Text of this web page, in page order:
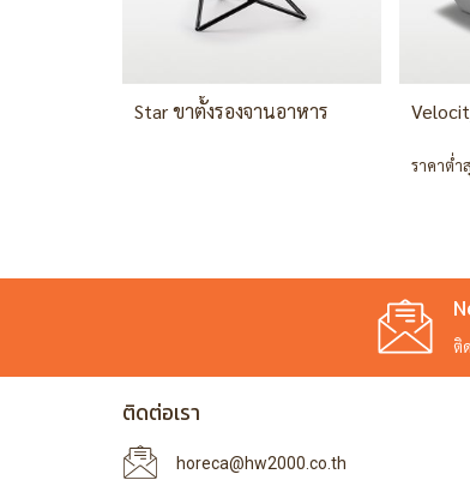
Star ขาตั้งรองจานอาหาร
ราคาต่ำ
ติ
ติดต่อเรา
horeca@hw2000.co.th